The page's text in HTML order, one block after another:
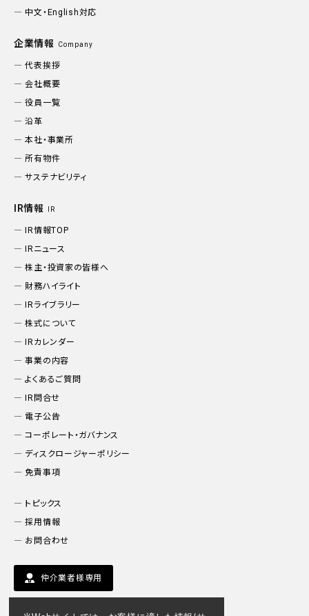
中文・English対応
企業情報 Company
代表挨拶
会社概要
役員一覧
沿革
本社・事業所
所有物件
サステナビリティ
IR情報 IR
IR情報TOP
IRニュース
株主・投資家の皆様へ
財務ハイライト
IRライブラリー
株式について
IRカレンダー
事業の内容
よくあるご質問
IR問合せ
電子公告
コーポレート・ガバナンス
ディスクロージャーポリシー
免責事項
トピックス
採用情報
お問合わせ
仲介業者様専用